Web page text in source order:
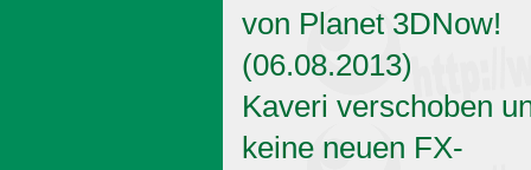
von Planet 3DNow!
(06.08.2013)
Kaveri verschoben
keine neuen FX-